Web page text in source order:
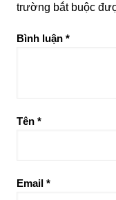
trường bắt buộc
Bình luận *
Tên *
Email *